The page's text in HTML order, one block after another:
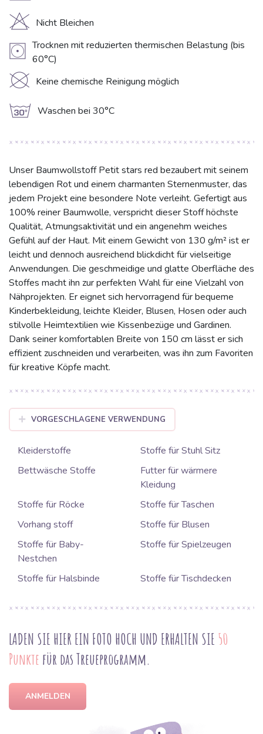
H Nicht Bleichen
V Trocknen mit reduzierten thermischen Belastung (bis
60°C)
K Keine chemische Reinigung möglich
g Waschen bei 30°C
Unser Baumwollstoff Petit stars red bezaubert mit seinem
lebendigen Rot und einem charmanten Sternenmuster, das
jedem Projekt eine besondere Note verleiht. Gefertigt aus
100% reiner Baumwolle, verspricht dieser Stoff höchste
Qualität, Atmungsaktivität und ein angenehm weiches
Gefühl auf der Haut. Mit einem Gewicht von 130 g/m² ist er
leicht und dennoch ausreichend blickdicht für vielseitige
Anwendungen. Die geschmeidige und glatte Oberfläche des
Stoffes macht ihn zur perfekten Wahl für eine Vielzahl von
Nähprojekten. Er eignet sich hervorragend für bequeme
Kinderbekleidung, leichte Kleider, Blusen, Hosen oder auch
stilvolle Heimtextilien wie Kissenbezüge und Gardinen.
Dank seiner komfortablen Breite von 150 cm lässt er sich
effizient zuschneiden und verarbeiten, was ihn zum Favoriten
für kreative Köpfe macht.
VORGESCHLAGENE VERWENDUNG
Kleiderstoffe
Stoffe für Stuhl Sitz
Bettwäsche Stoffe
Futter für wärmere
Kleidung
Stoffe für Röcke
Stoffe für Taschen
Vorhang stoff
Stoffe für Blusen
Stoffe für Baby-
Nestchen
Stoffe für Spielzeugen
Stoffe für Halsbinde Stoffe für Tischdecken
LADEN SIE HIER EIN FOTO HOCH UND ERHALTEN SIE 50
Punkte für das Treueprogramm.
ANMELDEN